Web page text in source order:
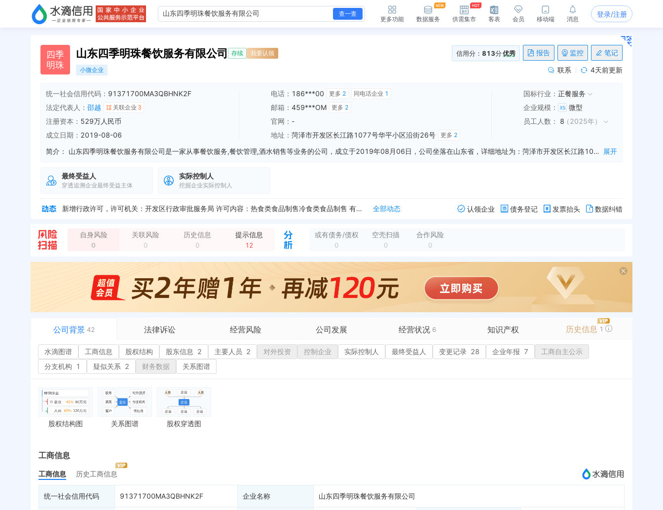
查一查
更多功能 数据服务 供需集市 客表 会员 移动端 消息
登录/注册
四季
明珠
山东四季明珠餐饮服务有限公司 存续 我要认领 信用分： 813分优秀 报告 监控 笔记
小微企业 联系 4天前更新
统一社会信用代码： 91371700MA3QBHNK2F
法定代表人： 邵越 关联企业 3
注册资本： 529万人民币
成立日期： 2019-08-06
电话： 186***00 更多 2 同电话企业 1
邮箱： 459***OM 更多 2
官网： -
地址： 菏泽市开发区长江路1077号华平小区沿街26号 更多 2
国标行业： 正餐服务
企业规模 ：
微型
员工人数 ： 8（2025年）
简介： 山东四季明珠餐饮服务有限公司是一家从事餐饮服务,餐饮管理,酒水销售等业务的公司，成立于2019年08月06日，公司坐落在山东省，详细地址为：菏泽市开发区长江路1077号华平小区沿街26号;经国家企业信用信息公示系统查询得知，山东四季明珠餐饮服务有限公司的信用代码/税号为91371700MA3QBHNK2F，法人是邵越，注册资本为529.000000万，企业的经营范围为:餐饮服务；餐饮管理；酒水、预包装食品的销售；雪茄、卷烟的零销。（依法须经批准的项目，经相关部门批准后方可开展经营活动） 展开
最终受益人
穿透追溯企业最终受益主体
实际控制人
挖掘企业实际控制人
被抽查检查，结果：基本符合 检查实施机关：经济开发区综合监管部 检查日期：2023-11-29
新增行政许可，许可名称：营业执照 许可机关：菏泽市经济开发区行政审批服务局 许可内容：餐饮服务；餐饮管理；酒水、预包装食品的销售；雪茄、卷烟的零销。（依法...
全部动态
新增行政许可，许可名称：食品经营许可证 许可机关：山东省市场监督管理局 许可内容：预包装食品（含冷藏冷冻食品）销售, 热食类食品制售,冷食类食品制售,自制...
全部动态
全部动态
企业地址变更，新增年报地址：菏泽市开发区长江路1077号华平小区沿街26号 全部动态
企业地址变更，新增年报地址：菏泽市开发区人民路中央公馆第3006幢01单元02001室
企业地址变更，新增年报地址：山东省菏泽市开发区人民路中央公馆第3006幢01单元02001室
全部动态
被抽查检查，结果：基本符合 检查实施机关：经济开发区综合监管部 检查日期：2023-11-29 全部动态
认领企业 债务登记 发票抬头 数据纠错
自身风险
0
关联风险
0
历史信息
0
提示信息
12
或有债务/债权
0
空壳扫描
0
合作风险
0
公司背景 42 法律诉讼 经营风险 公司发展 经营状况 6 知识产权 历史信息 1
水滴图谱
工商信息
股东信息
主要人员 2
对外投资
控制企业
最终受益人
企业年报
工商自主公示
司法案件
立案信息
法院公告
裁判文书
送达公告
被执行人
终本案件
询价评估
司法协助
或有债务债权
注销备案
融资历史
招投标
信用评价
进出口信用
商标信息
成为vip查看
水滴图谱 工商信息 股权结构 股东信息 2 主要人员 2 对外投资 控制企业 实际控制人 最终受益人 变更记录 28 企业年报 7
工商自主公示
分支机构
1 疑似关系 2 财务数据 关系图谱
股权结构图 关系图谱 股权穿透图
工商信息
工商信息 历史工商信息
统一社会信用代码 91371700MA3QBHNK2F 企业名称 山东四季明珠餐饮服务有限公司